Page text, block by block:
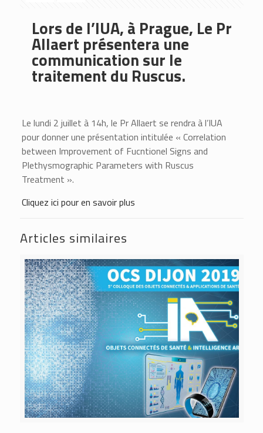
Lors de l’IUA, à Prague, Le Pr
Allaert présentera une
communication sur le
traitement du Ruscus.
Le lundi 2 juillet à 14h, le Pr Allaert se rendra à l’IUA
pour donner une présentation intitulée « Correlation
between Improvement of Fucntionel Signs and
Plethysmographic Parameters with Ruscus
Treatment ».
Cliquez ici pour en savoir plus
Articles similaires